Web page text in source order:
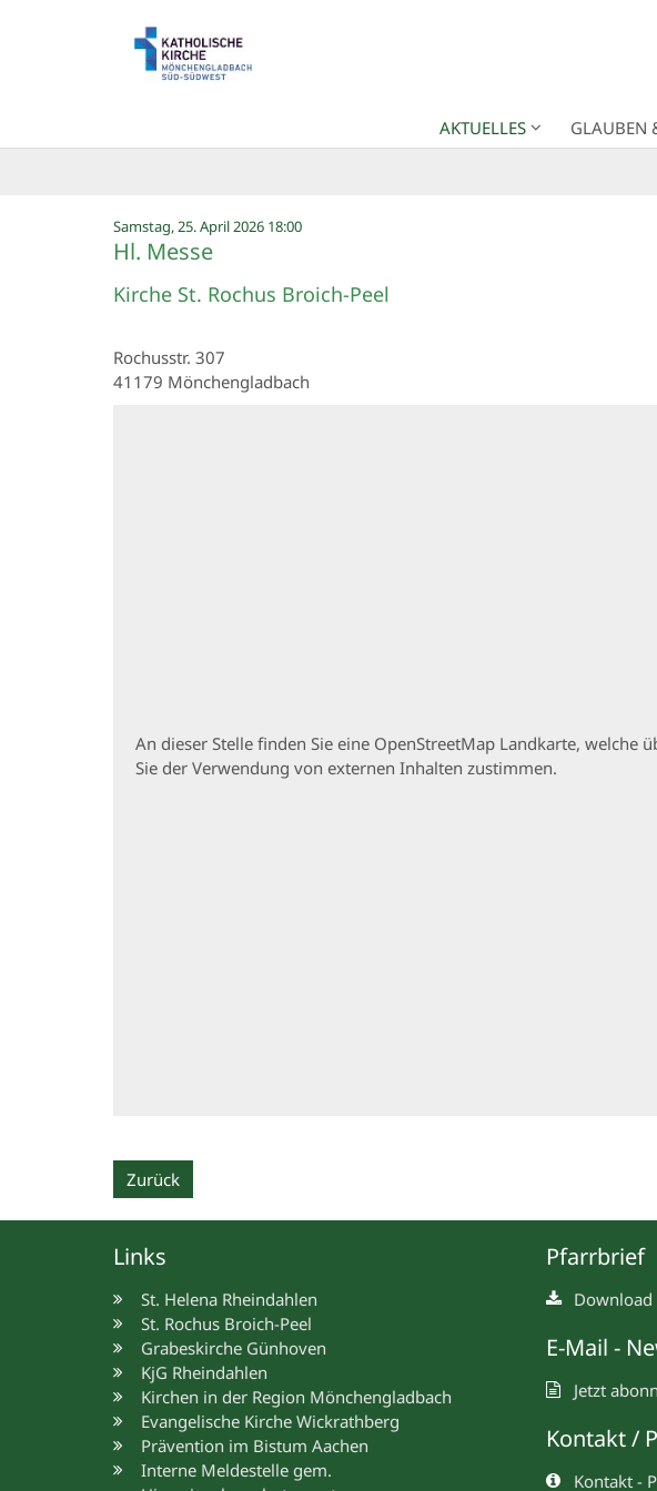
AKTUELLES GLAUBEN
Samstag, 25. April 2026 18:00:
Hl. Messe
Kirche St. Rochus Broich-Peel
Rochusstr. 307
41179 Mönchengladbach
An dieser Stelle finden Sie eine OpenStreetMap Landkarte,
Sie der Verwendung von externen Inhalten zustimmen.
Zurück
Links
St. Helena Rheindahlen
St. Rochus Broich-Peel
Grabeskirche Günhoven
KjG Rheindahlen
Kirchen in der Region Mönchengladbach
Evangelische Kirche Wickrathberg
Prävention im Bistum Aachen
Interne Meldestelle gem.
Pfarrbrief
Download
E-Mail -
Jetzt
Kontakt /
Kontakt -